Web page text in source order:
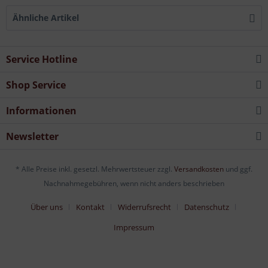
Ähnliche Artikel
Service Hotline
Shop Service
Informationen
Newsletter
* Alle Preise inkl. gesetzl. Mehrwertsteuer zzgl. Versandkosten und ggf.
Nachnahmegebühren, wenn nicht anders beschrieben
Über uns Kontakt Widerrufsrecht
Datenschutz
Impressum